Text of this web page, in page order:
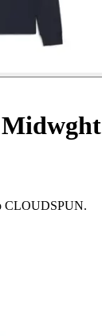
Midwght
CLOUDSPUN.